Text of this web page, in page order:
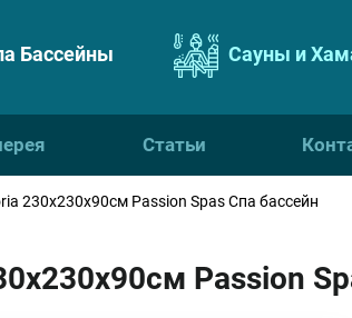
Бассейны Сауны и
Статьи
230х230х90см Passion Spas Спа бассейн
Passion